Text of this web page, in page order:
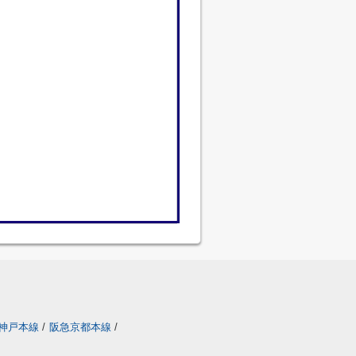
戸本線 / 阪急京都本線 /